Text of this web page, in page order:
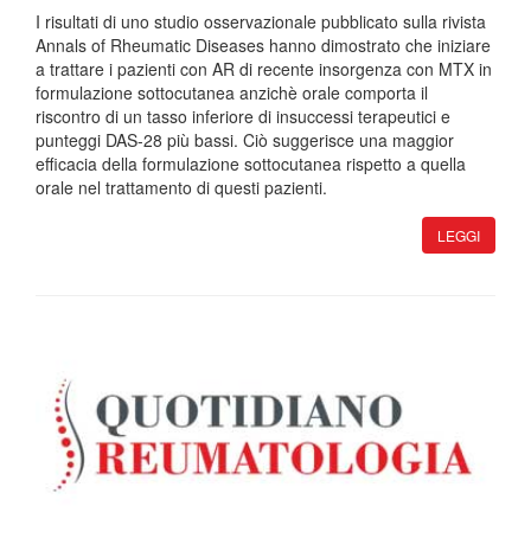
I risultati di uno studio osservazionale pubblicato sulla rivista
Annals of Rheumatic Diseases hanno dimostrato che iniziare
a trattare i pazienti con AR di recente insorgenza con MTX in
formulazione sottocutanea anzichè orale comporta il
riscontro di un tasso inferiore di insuccessi terapeutici e
punteggi DAS-28 più bassi. Ciò suggerisce una maggior
efficacia della formulazione sottocutanea rispetto a quella
orale nel trattamento di questi pazienti.
LEGGI